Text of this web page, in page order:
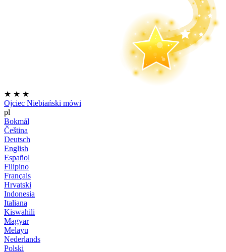
★ ★ ★
Ojciec Niebiański mówi
pl
Bokmål
Čeština
Deutsch
English
Español
Filipino
Français
Hrvatski
Indonesia
Italiana
Kiswahili
Magyar
Melayu
Nederlands
Polski